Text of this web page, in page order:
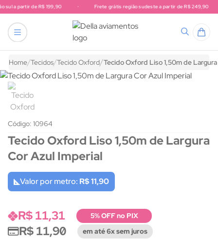
Frete grátis região sul a partir de R$ 199,90. Frete grátis região
sul a partir de R$ 199,90 Frete grátis região sudeste a partir de R$ 249,90
e Tricô
bicoartesanato
Home Tecidos Tecido Oxford Tecido Oxford Liso 1,50m de
Código: 10964
Tecido Oxford Liso 1,50m de Largura
Cor Azul Imperial
Valor por metro: R$ 11,90
R$ 11,31 5% OFF no PIX
R$ 11,90 em até 6x sem juros